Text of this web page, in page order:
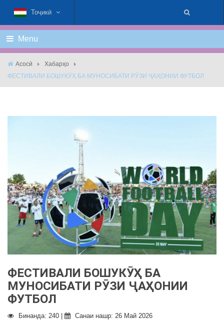
Тоҷикӣ
Menu
Асосӣ
Хабарҳо
ФЕСТИВАЛИ БОШУКӮҲ БА МУНОСИБАТИ РӮЗИ ҶАҲОНИИ ФУТБОЛ
ФЕСТИВАЛИ БОШУКӮҲ БА
МУНОСИБАТИ РӮЗИ ҶАҲОНИИ
ФУТБОЛ
Бинанда: 240 | Санаи нашр: 26 Май 2026